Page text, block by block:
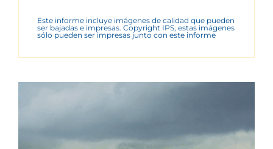
Este informe incluye imágenes de calidad que pueden
ser bajadas e impresas. Copyright IPS, estas imágenes
sólo pueden ser impresas junto con este informe